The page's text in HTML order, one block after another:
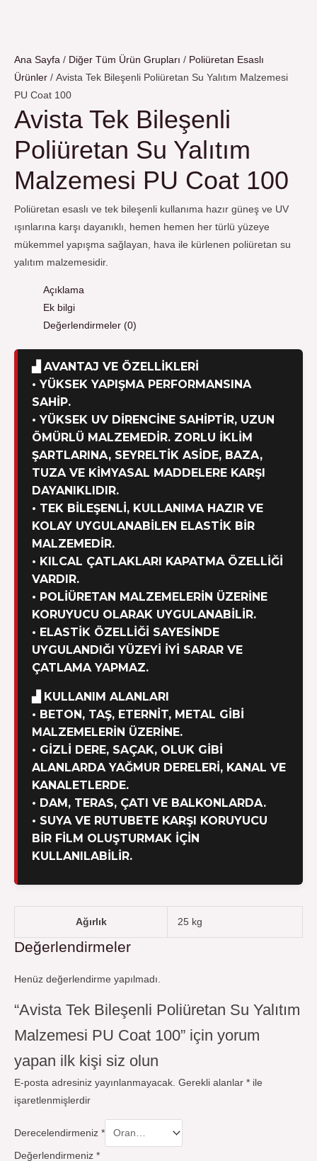
Ana Sayfa / Diğer Tüm Ürün Grupları / Poliüretan Esaslı
Ürünler / Avista Tek Bileşenli Poliüretan Su Yalıtım Malzemesi
PU Coat 100
Avista Tek Bileşenli
Poliüretan Su Yalıtım
Malzemesi PU Coat 100
Poliüretan esaslı ve tek bileşenli kullanıma hazır güneş ve UV
ışınlarına karşı dayanıklı, hemen hemen her türlü yüzeye
mükemmel yapışma sağlayan, hava ile kürlenen poliüretan su
yalıtım malzemesidir.
Açıklama
Ek bilgi
Değerlendirmeler (0)
▟ AVANTAJ VE ÖZELLIKLERI
• YÜKSEK YAPIŞMA PERFORMANSINA
SAHIP.
• YÜKSEK UV DIRENCINE SAHIPTIR, UZUN
ÖMÜRLÜ MALZEMEDIR. ZORLU IKLIM
ŞARTLARINA, SEYRELTIK ASIDE, BAZA,
TUZA VE KIMYASAL MADDELERE KARŞI
DAYANIKLIDIR.
• TEK BILEŞENLI, KULLANIMA HAZIR VE
KOLAY UYGULANABILEN ELASTIK BIR
MALZEMEDIR.
• KILCAL ÇATLAKLARI KAPATMA ÖZELLIĞI
VARDIR.
• POLIÜRETAN MALZEMELERIN ÜZERINE
KORUYUCU OLARAK UYGULANABILIR.
• ELASTIK ÖZELLIĞI SAYESINDE
UYGULANDIĞI YÜZEYI IYI SARAR VE
ÇATLAMA YAPMAZ.
▟ KULLANIM ALANLARI
• BETON, TAŞ, ETERNIT, METAL GIBI
MALZEMELERIN ÜZERINE.
• GIZLI DERE, SAÇAK, OLUK GIBI
ALANLARDA YAĞMUR DERELERI, KANAL VE
KANALETLERDE.
• DAM, TERAS, ÇATI VE BALKONLARDA.
• SUYA VE RUTUBETE KARŞI KORUYUCU
BIR FILM OLUŞTURMAK IÇIN
KULLANILABILIR.
Ağırlık 25 kg
Değerlendirmeler
Henüz değerlendirme yapılmadı.
“Avista Tek Bileşenli Poliüretan Su Yalıtım
Malzemesi PU Coat 100” için yorum
yapan ilk kişi siz olun
E-posta adresiniz yayınlanmayacak. Gerekli alanlar * ile
işaretlenmişlerdir
Derecelendirmeniz *
Değerlendirmeniz *